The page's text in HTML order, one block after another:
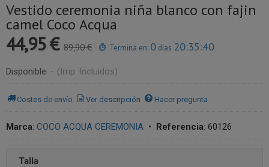
Vestido ceremonia niña blanco con fajin
camel Coco Acqua
44,95 € 89,90 € Termina en: 0 días 20:35:40
Disponible - (Imp. Incluidos)
Costes de envío Ver descripción Hacer pregunta
Marca: COCO ACQUA CEREMONIA • Referencia: 60126
Talla